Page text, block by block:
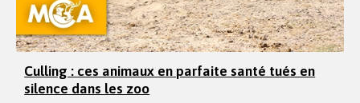
Culling : ces animaux en parfaite santé tués en
silence dans les zoo